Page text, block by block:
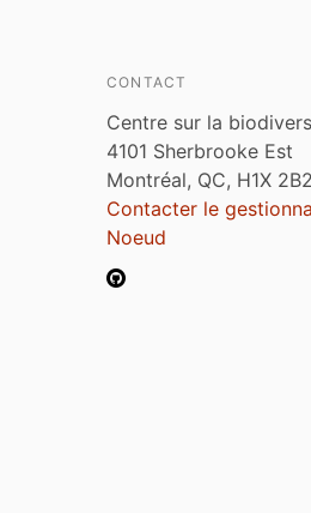
CONTACT
Centre sur la
4101 Sherbrooke Est
Montréal, QC, H1X
Contacter le
Noeud